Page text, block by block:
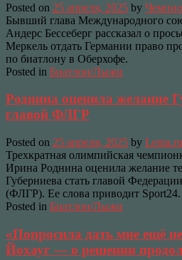
Posted on 25 апреля, 2025 by
Бывший глава Международного
Андерс Бессеберг рассказал о
Меркель отдать Германии право
по биатлону в Оберхофе.
Posted in Биатлон/Лыжи
Роднина оценила желание
главой ФЛГР
Posted on 25 апреля, 2025 by Lenta.ru
Трехкратная олимпийская
Ирина Роднина оценила желание
Губерниева стать главой
(ФЛГР). Ее слова приводит Sport24.
Posted in Биатлон/Лыжи
«Попросила дать мне ещё
Йохауг — о решении